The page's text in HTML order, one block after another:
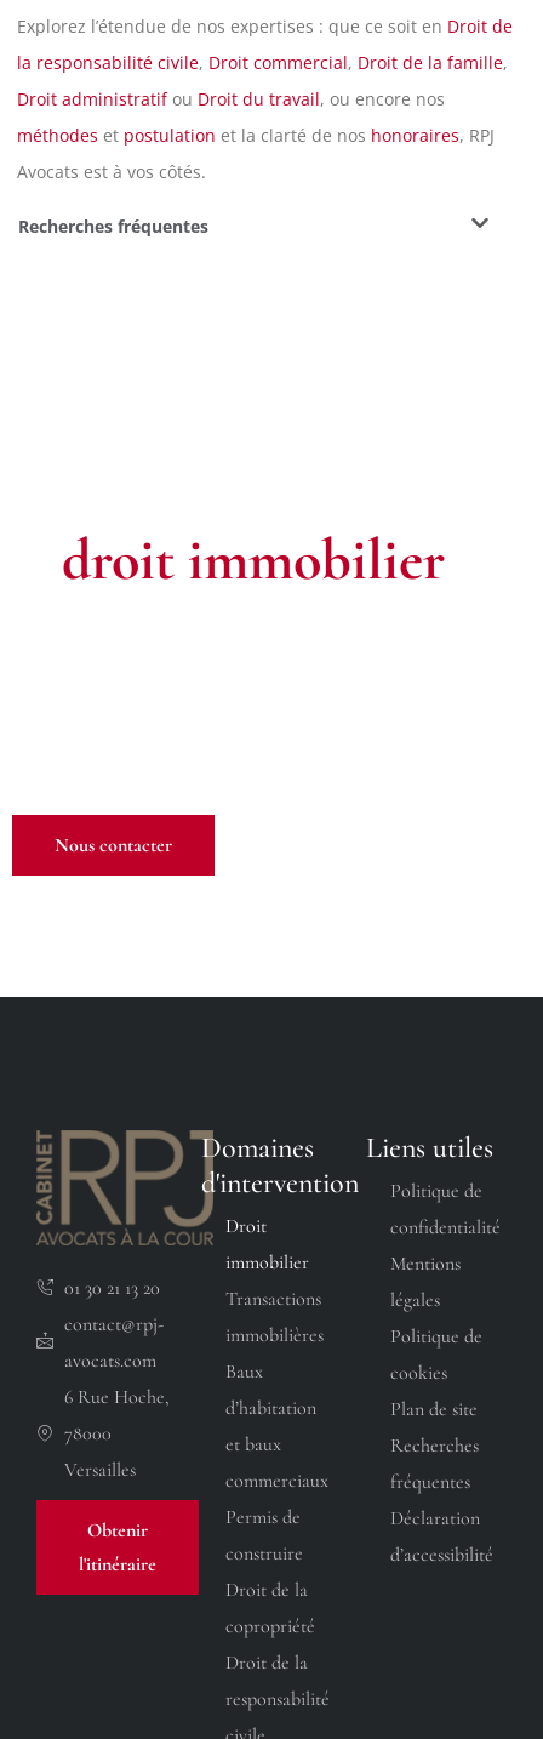
Explorez l’étendue de nos expertises : que ce soit en Droit de
la responsabilité civile, Droit commercial, Droit de la famille,
Droit administratifou Droit du travail, ou encore nos
méthodes et postulation et la clarté de nos honoraires, RPJ
Avocats est à vos côtés.
Recherches fréquentes
droit immobilierà
Nous contacter
01 30 21 13 20
contact@rpj-
avocats.com
6 Rue Hoche,
78000
Versailles
Obtenir
l'itinéraire
Domaines
d'intervention
Droit
immobilier
Transactions
immobilières
Baux
d’habitation
et baux
commerciaux
Permis de
construire
Droit de la
copropriété
Droit de la
responsabilité
Liens utiles
Politique de
confidentialité
Mentions
légales
Politique de
cookies
Plan de site
Recherches
fréquentes
Déclaration
d’accessibilité